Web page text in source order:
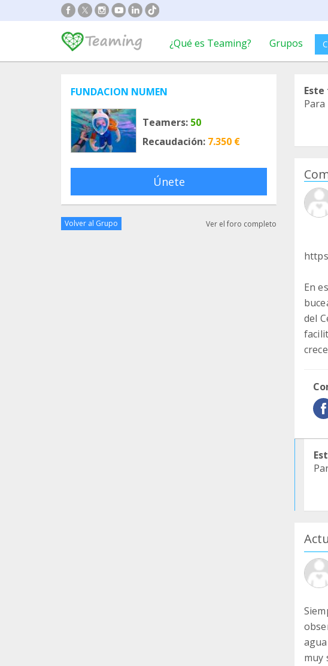
¿Qué es Teaming? Grupos
FUNDACION NUMEN
Teamers: 50
Recaudación: 7.350 €
Únete
Volver al Grupo Ver el foro completo
En
del
muy